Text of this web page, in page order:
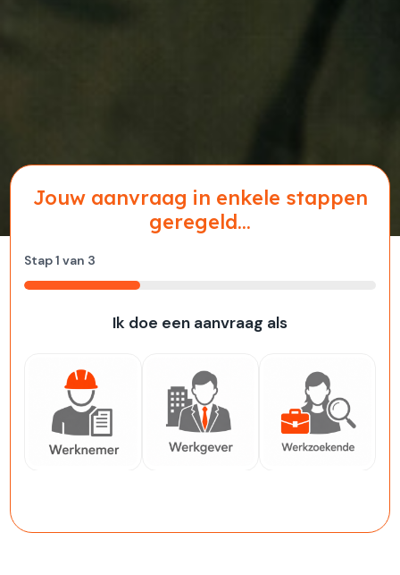
Jouw aanvraag in enkele stappen
geregeld...
Stap1 van 3
33%
Ik doe een aanvraag als